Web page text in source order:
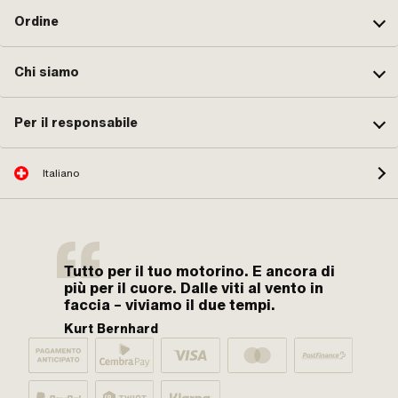
Ordine
Chi siamo
Per il responsabile
Italiano
Tutto per il tuo motorino. E ancora di
più per il cuore. Dalle viti al vento in
faccia – viviamo il due tempi.
Kurt Bernhard